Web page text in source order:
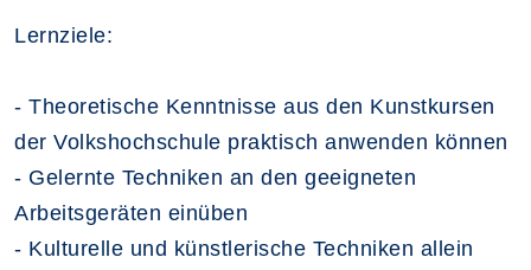
Lernziele:
- Theoretische Kenntnisse aus den Kunstkursen
der Volkshochschule praktisch anwenden können
- Gelernte Techniken an den geeigneten
Arbeitsgeräten einüben
- Kulturelle und künstlerische Techniken allein